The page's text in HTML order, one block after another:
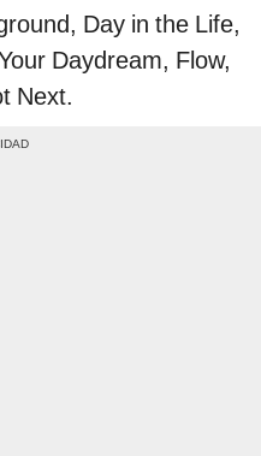
Day in the Life,
Daydream, Flow,
Next.